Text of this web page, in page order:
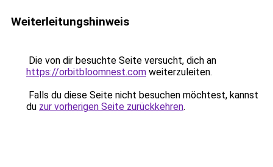
Weiterleitungshinweis
Die von dir besuchte Seite versucht, dich an
https://orbitbloomnest.com weiterzuleiten.
Falls du diese Seite nicht besuchen möchtest, kannst
du zur vorherigen Seite zurückkehren.